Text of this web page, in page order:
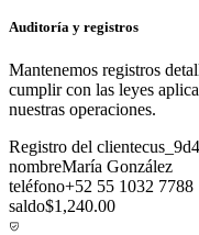
Auditoría y registros
Mantenemos registros
cumplir con las leyes
nuestras operaciones.
Registro del cliente
nombreMaría González
teléfono+52 55 1032 7788
saldo$1,240.00